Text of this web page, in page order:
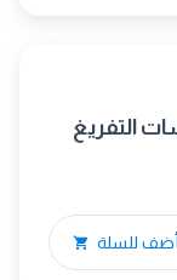
التفريغ
أضف للسلة